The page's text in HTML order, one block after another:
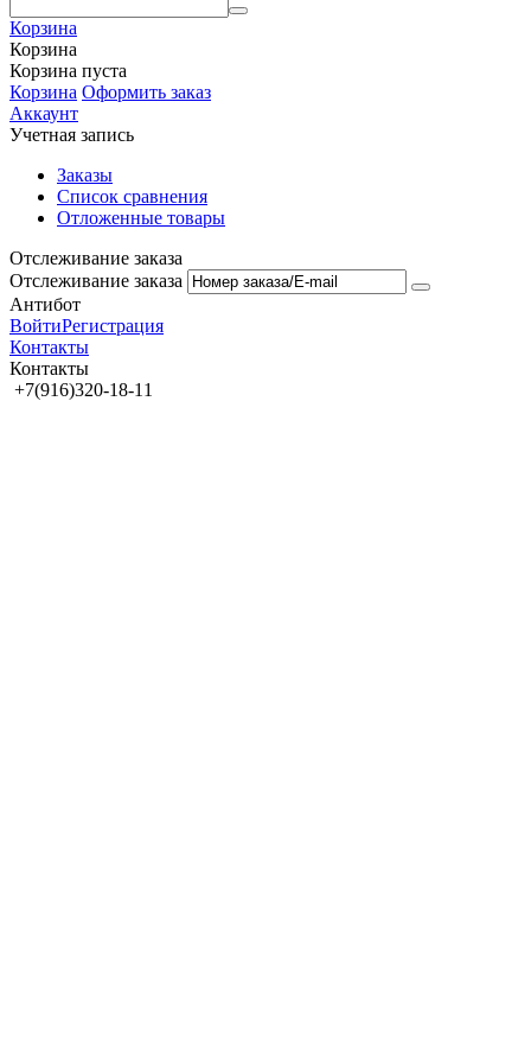
Корзина
Корзина
Корзина пуста
Корзина Оформить заказ
Аккаунт
Учетная запись
Заказы
Список сравнения
Отложенные товары
Отслеживание заказа
Отслеживание заказа
Антибот
ВойтиРегистрация
Контакты
Контакты
+7(916)320-18-11